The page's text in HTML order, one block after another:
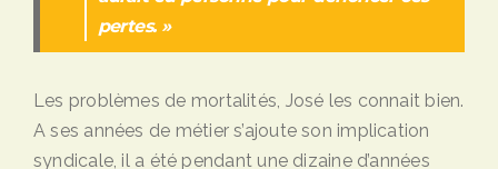
pertes. »
Les problèmes de mortalités, José les connait bien.
A ses années de métier s’ajoute son implication
syndicale, il a été pendant une dizaine d’années